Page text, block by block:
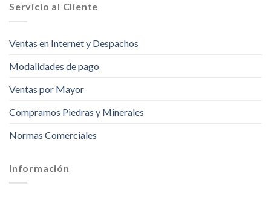
Servicio al Cliente
Ventas en Internet y Despachos
Modalidades de pago
Ventas por Mayor
Compramos Piedras y Minerales
Normas Comerciales
Información